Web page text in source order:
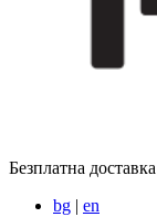
Безплатна
bg | en